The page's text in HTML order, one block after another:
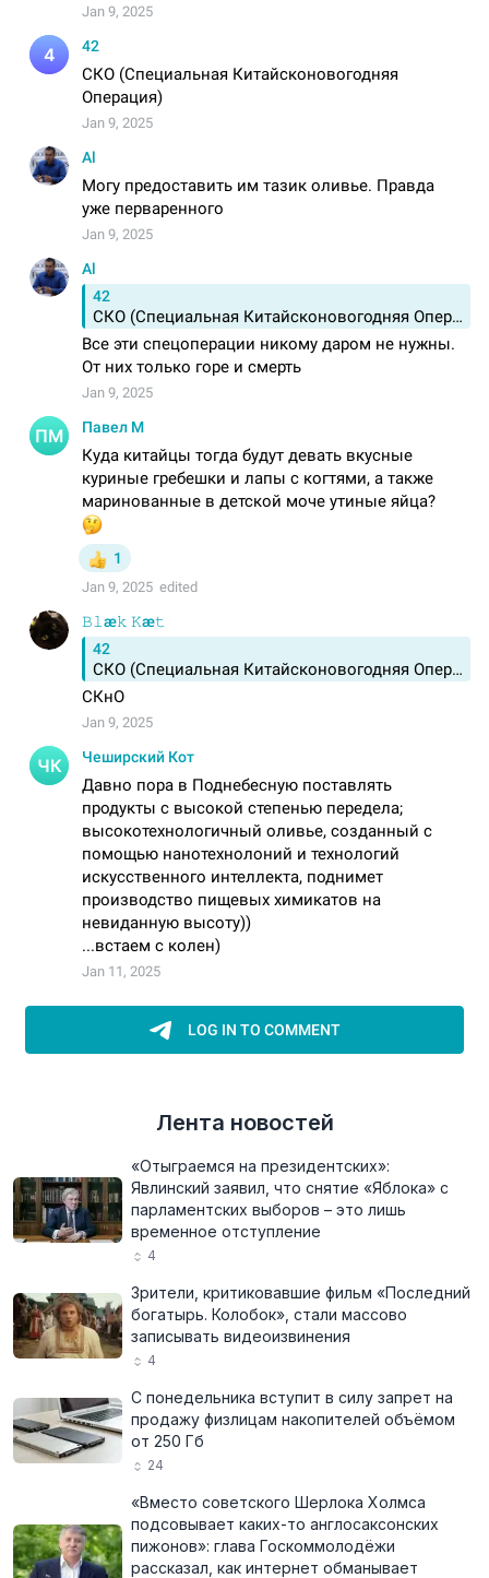
Лента новостей
«Отыграемся на президентских»:
Явлинский заявил, что снятие «Яблока» с
парламентских выборов – это лишь
временное отступление
4
Зрители, критиковавшие фильм «Последний
богатырь. Колобок», стали массово
записывать видеоизвинения
4
С понедельника вступит в силу запрет на
продажу физлицам накопителей объёмом
от 250 Гб
24
«Вместо советского Шерлока Холмса
подсовывает каких-то англосаксонских
пижонов»: глава Госкоммолодёжи
рассказал, как интернет обманывает